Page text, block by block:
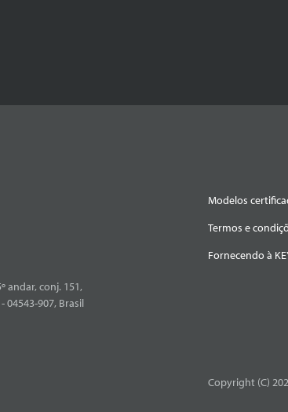
andar, conj. 151,
04543-907, Brasil
Modelos
Termos e
Fornecendo à
Copyright (C)